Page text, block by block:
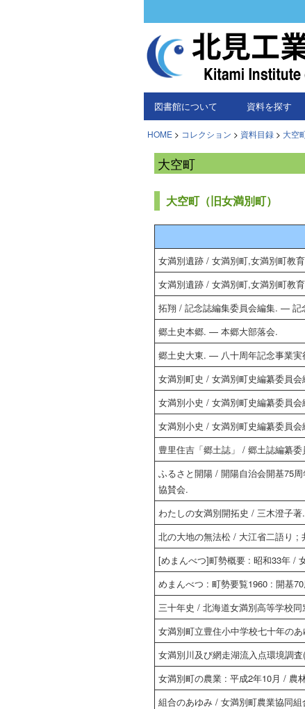
図書館について 資料を探す
HOME > コレクション > 資料目録 > 大空
大空町
大空町（旧女満別町）
女満別遺跡 / 女満別町,女満別町教
女満別遺跡 / 女満別町,女満別町教
拓翔 / 記念誌編集委員会編集. — 記
郷土史本郷. — 本郷大部落会.
郷土史大東. — 八十周年記念事業実
女満別町史 / 女満別町史編纂委員
女満別小史 / 女満別町史編纂委員
女満別小史 / 女満別町史編纂委員
豊里住吉「郷土誌」 / 郷土誌編纂
ふるさと開陽 / 開陽自治会開基75
協賛会.
わたしの女満別開拓史 / 三木澄子
北の大地の無法松 / 大江省二語り
[めまんべつ]町勢概要 : 昭和33年 /
めまんべつ : 町勢要覧1960 : 開基
三十年史 / 北海道女満別高等学校
女満別町立豊住小中学校七十年の
女満別川及び網走湖流入点環境調
女満別町の農業 : 平成2年10月 / 農
組合のあゆみ / 女満別町農業協同